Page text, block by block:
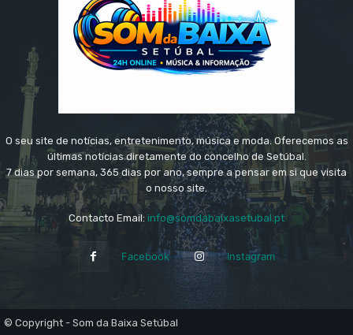
O seu site de notícias, entretenimento, música e moda. Oferecemos as
últimas notícias diretamente do concelho de Setúbal.
7 dias por semana, 365 dias por ano, sempre a pensar em si que visita
o nosso site.
Contacto Email: info@somdabaixasetubal.pt
Facebook Instagram
© Copyright - Som da Baixa Setúbal